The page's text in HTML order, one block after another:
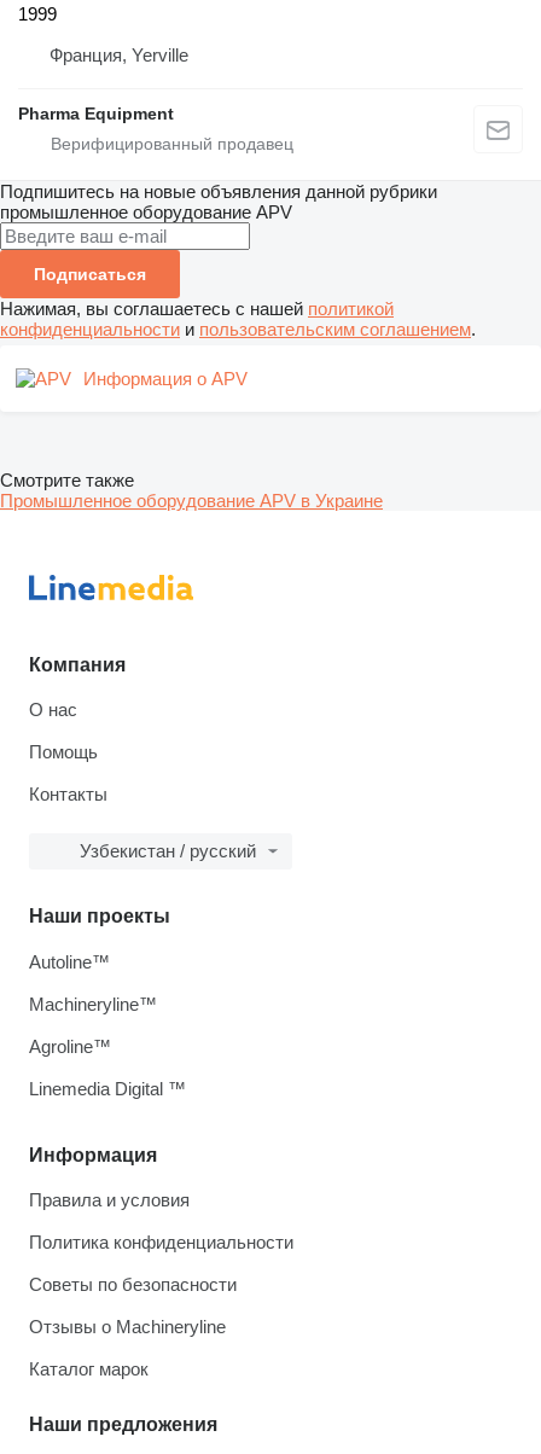
1999
Франция, Yerville
Pharma Equipment
Подпишитесь на новые объявления данной рубрики
промышленное оборудование APV
Подписаться
Нажимая, вы соглашаетесь с нашей политикой
конфиденциальности и пользовательским соглашением.
Информация о APV
Смотрите также
Промышленное оборудование APV в Украине
Компания
О нас
Помощь
Контакты
Узбекистан / русский
Информация
Правила и условия
Политика конфиденциальности
Советы по безопасности
Отзывы о Machineryline
Каталог марок
Наши предложения
Наши проекты
Autoline™
Machineryline™
Agroline™
Linemedia Digital ™